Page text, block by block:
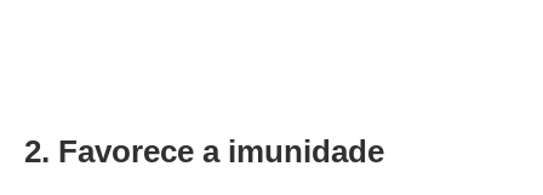
2. Favorece a imunidade